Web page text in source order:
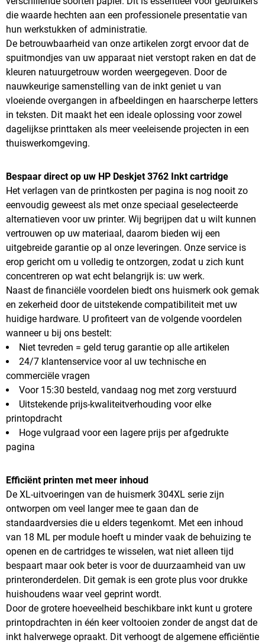
die waarde hechten aan een professionele presentatie van
hun werkstukken of administratie.
De betrouwbaarheid van onze artikelen zorgt ervoor dat de
spuitmondjes van uw apparaat niet verstopt raken en dat de
kleuren natuurgetrouw worden weergegeven. Door de
nauwkeurige samenstelling van de inkt geniet u van
vloeiende overgangen in afbeeldingen en haarscherpe letters
in teksten. Dit maakt het een ideale oplossing voor zowel
dagelijkse printtaken als meer veeleisende projecten in een
thuiswerkomgeving.
Bespaar direct op uw HP Deskjet 3762 Inkt cartridge
Het verlagen van de printkosten per pagina is nog nooit zo
eenvoudig geweest als met onze speciaal geselecteerde
alternatieven voor uw printer. Wij begrijpen dat u wilt kunnen
vertrouwen op uw materiaal, daarom bieden wij een
uitgebreide garantie op al onze leveringen. Onze service is
erop gericht om u volledig te ontzorgen, zodat u zich kunt
concentreren op wat echt belangrijk is: uw werk.
Naast de financiële voordelen biedt ons huismerk ook gemak
en zekerheid door de uitstekende compatibiliteit met uw
huidige hardware. U profiteert van de volgende voordelen
wanneer u bij ons bestelt:
Niet tevreden = geld terug garantie op alle artikelen
24/7 klantenservice voor al uw technische en
commerciële vragen
Voor 15:30 besteld, vandaag nog met zorg verstuurd
Uitstekende prijs-kwaliteitverhouding voor elke
printopdracht
Hoge vulgraad voor een lagere prijs per afgedrukte
pagina
Efficiënt printen met meer inhoud
De XL-uitvoeringen van de huismerk 304XL serie zijn
ontworpen om veel langer mee te gaan dan de
standaardversies die u elders tegenkomt. Met een inhoud
van 18 ML per module hoeft u minder vaak de behuizing te
openen en de cartridges te wisselen, wat niet alleen tijd
bespaart maar ook beter is voor de duurzaamheid van uw
printeronderdelen. Dit gemak is een grote plus voor drukke
huishoudens waar veel geprint wordt.
Door de grotere hoeveelheid beschikbare inkt kunt u grotere
printopdrachten in één keer voltooien zonder de angst dat de
inkt halverwege opraakt. Dit verhoogt de algemene efficiëntie